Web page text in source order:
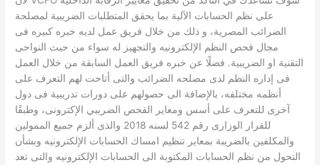
على نظم الحسابات الآلية بما يحقق المتطلبات الضريبية لمصلحة
الضرائب المصرية، و ذلك من خلال فريق عمل لديه خبره كبيره فى
مجال فحص النظم الإلكترونيه والتجهيز له سواء من حيث النواحى
التقنية او الضريبية. فضلًا عن خبره فريق العمل السابقة من خلال العمل
فى إداره النظم لدى مصلحه الضرائب والتى أتاحت لهم التعرف على
أنظمه مختلفه، بالإضافة الى حصولهم على دورات تدريبية فى دول
آخرى للتعرف على أسس ومعاير الفحص الضريبي الإكترونى، وطبقًا
للقرار الوزارى رقم 542 لسنه 2018 والذى ألزم جميع الممولين
والمكلفين بالضريبة بمعاير تنظيم امساك الحسابات الإلكترونيه وبشأن
التحول من نظم الحسابات المكتوبة الى الحسابات الإلكترونيه والتى تعد